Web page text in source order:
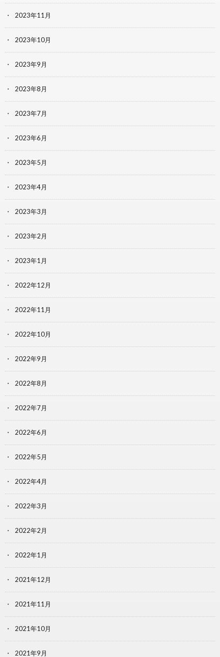
2023年11月
2023年10月
2023年9月
2023年8月
2023年7月
2023年6月
2023年5月
2023年4月
2023年3月
2023年2月
2023年1月
2022年12月
2022年11月
2022年10月
2022年9月
2022年8月
2022年7月
2022年6月
2022年5月
2022年4月
2022年3月
2022年2月
2022年1月
2021年12月
2021年11月
2021年10月
2021年9月